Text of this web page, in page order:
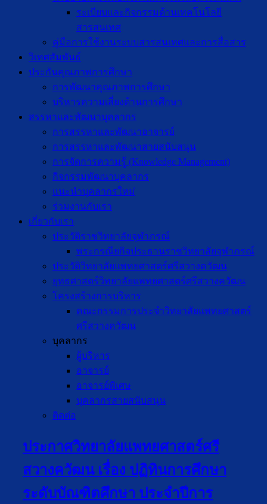
ระเบียบและกิจกรรมด้านเทคโนโลยี
สารสนเทศ
คู่มือการใช้งานระบบสารสนเทศและการสื่อสาร
วิเทศสัมพันธ์
ประกันคุณภาพการศึกษา
การพัฒนาคุณภาพการศึกษา
บริหารความเสี่ยงด้านการศึกษา
สรรหาและพัฒนาบุคลากร
การสรรหาและพัฒนาอาจารย์
การสรรหาและพัฒนาสายสนับสนุน
การจัดการความรู้ (Knowledge Management)
กิจกรรมพัฒนาบุคลากร
แนะนำบุคลากรใหม่
ร่วมงานกับเรา
เกี่ยวกับเรา
ประวัติราชวิทยาลัยจุฬาภรณ์
พระกรณียกิจประธานราชวิทยาลัยจุฬาภรณ์
ประวัติวิทยาลัยแพทยศาสตร์ศรีสวางควัฒน
ยุทธศาสตร์วิทยาลัยแพทยศาสตร์ศรีสวางควัฒน
โครงสร้างการบริหาร
คณะกรรมการประจำวิทยาลัยแพทยศาสตร์
ศรีสวางควัฒน
บุคลากร
ผู้บริหาร
อาจารย์
อาจารย์พิเศษ
บุคลากรสายสนับสนุน
ติดต่อ
ประกาศวิทยาลัยแพทยศาสตร์ศรี
สวางควัฒน เรื่อง ปฏิทินการศึกษา
ระดับบัณฑิตศึกษา ประจำปีการ